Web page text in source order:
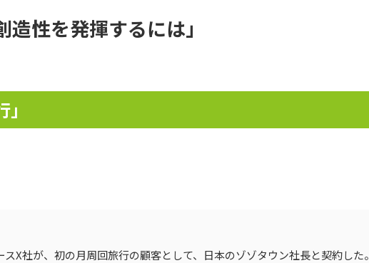
性を発揮するには」
X社が、初の月周回旅行の顧客として、日本のゾゾタウン社長と契約した。